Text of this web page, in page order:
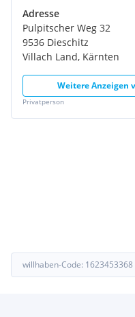
Adresse
Pulpitscher Weg 32
9536 Dieschitz
Villach Land, Kärnten
Weitere Anzeigen
Privatperson
willhaben-Code: 1623453368